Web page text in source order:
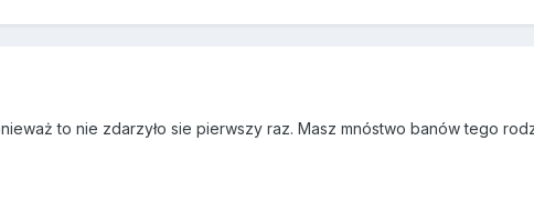
to nie zdarzyło sie pierwszy raz. Masz mnóstwo banów tego